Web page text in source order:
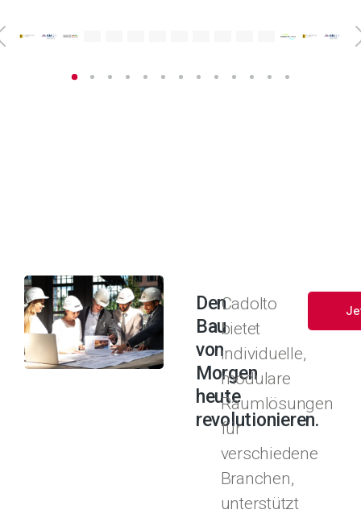
Den
Bau
von
Morgen
heute
revolutionieren.
Cadolto
bietet
individuelle,
modulare
Raumlösungen
für
verschiedene
Branchen,
unterstützt